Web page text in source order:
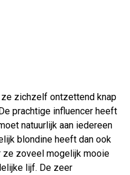
zichzelf ontzettend knap
prachtige influencer heeft
natuurlijk aan iedereen
blondine heeft dan ook
ze zoveel mogelijk mooie
lijf. De zeer